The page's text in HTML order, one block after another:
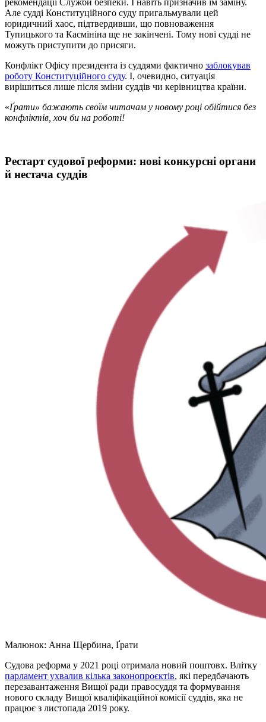
рекомендації Служби безпеки. І навіть призначив їм заміну.
Але судді Конституційного суду пригальмували цей
юридичний хаос, підтвердивши, що повноваження
Тупицького та Касмініна ще не закінчені. Тому нові судді не
можуть приступити до присяги.
Конфлікт Офісу президента із суддями фактично заблокував
роботу Конституційного суду. І, очевидно, ситуація
вирішиться лише після зміни суддів чи керівництва країни.
«Ґрати» бажають своїм читачам у новому році обійтися без
конфліктів, хоч би на роботі!
Рестарт судової реформи: нові конкурсні органи
й нестача суддів
Малюнок: Анна Щербина, Ґрати
Судова реформа у 2021 році отримала новий поштовх. Влітку
парламент ухвалив кілька законопроєктів, які передбачають
перезавантаження Вищої ради правосуддя та формування
нового складу Вищої кваліфікаційної комісії суддів, яка не
працює з листопада 2019 року.